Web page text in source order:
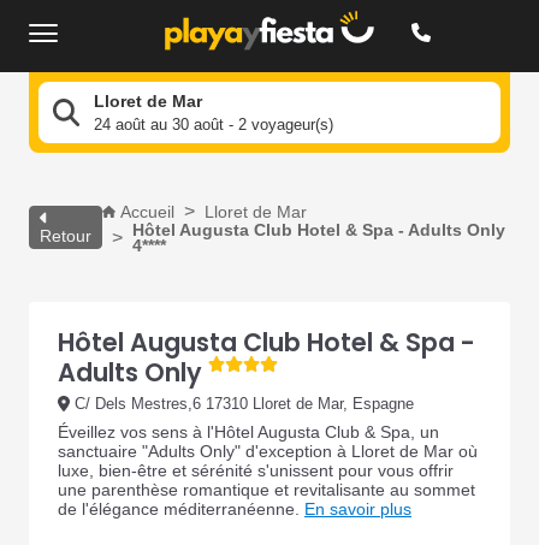
Lloret de Mar
24 août au 30 août - 2 voyageur(s)
Retour
Accueil
Lloret de Mar
Hôtel Augusta Club Hotel & Spa - Adults Only
4****
Hôtel Augusta Club Hotel & Spa -
Adults Only
C/ Dels Mestres,6 17310 Lloret de Mar, Espagne
Éveillez vos sens à l'Hôtel Augusta Club & Spa, un
sanctuaire "Adults Only" d'exception à Lloret de Mar où
luxe, bien-être et sérénité s'unissent pour vous offrir
une parenthèse romantique et revitalisante au sommet
de l'élégance méditerranéenne.
En savoir plus